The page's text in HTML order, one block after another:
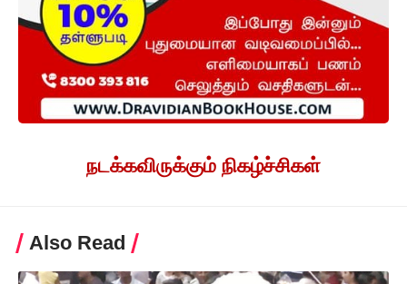
நடக்கவிருக்கும் நிகழ்ச்சிகள்
Also Read